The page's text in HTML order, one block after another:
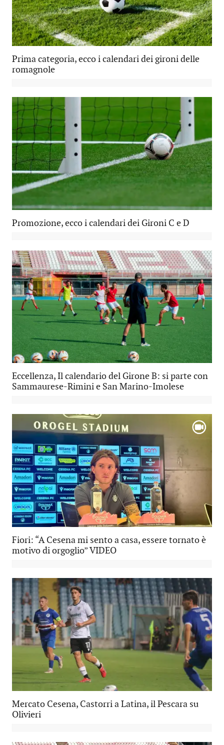
Prima categoria, ecco i calendari dei gironi delle
romagnole
Promozione, ecco i calendari dei Gironi C e D
Eccellenza, Il calendario del Girone B: si parte con
Sammaurese-Rimini e San Marino-Imolese
Fiori: “A Cesena mi sento a casa, essere tornato è
motivo di orgoglio” VIDEO
Mercato Cesena, Castorri a Latina, il Pescara su
Olivieri